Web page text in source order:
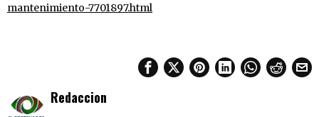
mantenimiento-7701897.html
Redaccion